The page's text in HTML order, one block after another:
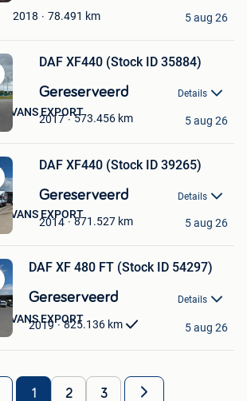
2018 78.491 km 5 aug 26
DAF XF440 (Stock ID 35884)
Gereserveerd Details
2017 573.456 km
VANS EXPORT
5 aug 26
DAF XF440 (Stock ID 39265)
Gereserveerd Details
2014 871.527 km
& VANS EXPORT
5 aug 26
DAF XF 480 FT (Stock ID 54297)
Gereserveerd Details
2019 825.136 km
VANS EXPORT
5 aug 26
1 2 3